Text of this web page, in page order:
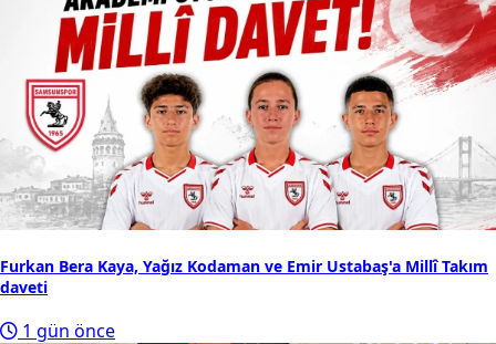
Furkan Bera Kaya, Yağız Kodaman ve Emir Ustabaş'a Millî Takım
daveti
1 gün önce